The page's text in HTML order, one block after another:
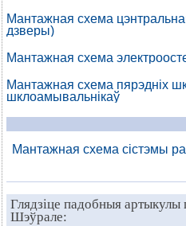
Мантажная схема
дзверы)
Мантажная схема
Мантажная схема пярэдніх
шклоамывальнікаў
Мантажная схема сістэмы
Глядзіце падобныя артыкулы
Шэўрале: